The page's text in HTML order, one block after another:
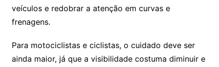
veículos e redobrar a atenção em curvas e
frenagens.
Para motociclistas e ciclistas, o cuidado deve ser
ainda maior, já que a visibilidade costuma diminuir e